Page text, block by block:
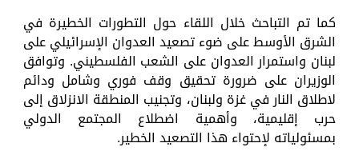
كما تم التباحث خلال اللقاء حول التطورات الخطيرة في
الشرق الأوسط على ضوء تصعيد العدوان الإسرائيلي على
لبنان واستمرار العدوان على الشعب الفلسطيني. وتوافق
الوزيران على ضرورة تحقيق وقف ‏فوري وشامل ودائم
لاطلاق النار في غزة ولبنان، وتجنيب المنطقة الانزلاق إلى
حرب إقليمية، وأهمية اضطلاع المجتمع الدولي
بمسئولياته لإحتواء هذا التصعيد الخطير.